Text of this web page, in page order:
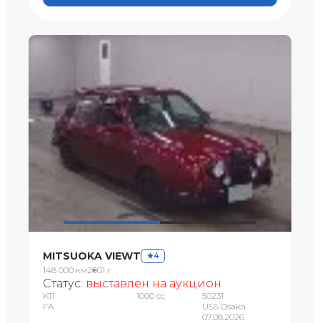
MITSUOKA VIEWT 4
148 000 км2001 г
Статус: выставлен на аукцион
K11
FA
1000 сс
50231
USS Osaka
07.08.2026